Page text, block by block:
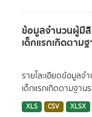
ข้อมูลจำนวนผู้มี
เด็กแรกเกิดตาม
รายไละเอียดข้อมูล
เด็กแรกเกิดตามฐาน
XLS CSV XLSX